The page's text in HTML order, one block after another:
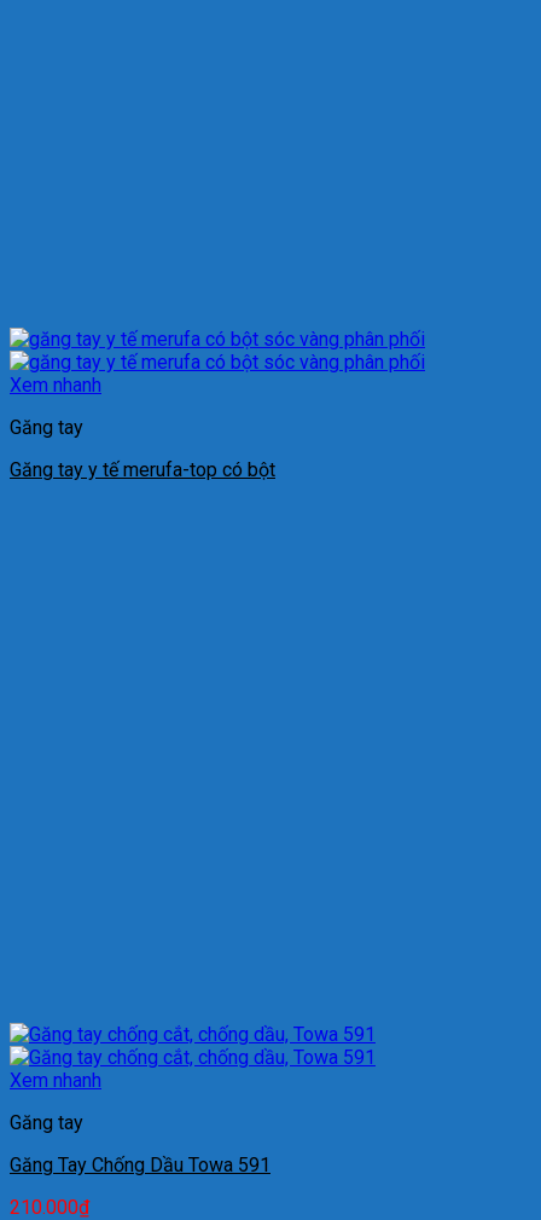
Xem nhanh
Găng tay
Găng tay y tế merufa-top có bột
Xem nhanh
Găng tay
Găng Tay Chống Dầu Towa 591
210.000₫